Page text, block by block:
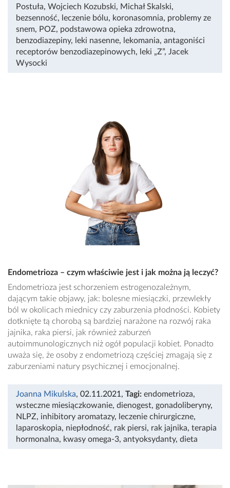
Postuła, Wojciech Kozubski, Michał Skalski,
bezsenność, leczenie bólu, koronasomnia, problemy ze
snem, POZ, podstawowa opieka zdrowotna,
benzodiazepiny, leki nasenne, lekomania, antagoniści
receptorów benzodiazepinowych, leki „Z”, Jacek
Wysocki
Endometrioza – czym właściwie jest i jak można ją leczyć?
Endometrioza jest schorzeniem estrogenozależnym,
dającym takie objawy, jak: bolesne miesiączki, przewlekły
ból w okolicach miednicy czy zaburzenia płodności. Kobiety
dotknięte tą chorobą są bardziej narażone na rozwój raka
jajnika, raka piersi, jak również zaburzeń
autoimmunologicznych niż ogół populacji kobiet. Ponadto
uważa się, że osoby z endometriozą częściej zmagają się z
zaburzeniami natury psychicznej i emocjonalnej.
Joanna Mikulska, 02.11.2021 , Tagi: endometrioza,
wsteczne miesiączkowanie, dienogest, gonadoliberyny,
NLPZ, inhibitory aromatazy, leczenie chirurgiczne,
laparoskopia, niepłodność, rak piersi, rak jajnika, terapia
hormonalna, kwasy omega-3, antyoksydanty, dieta